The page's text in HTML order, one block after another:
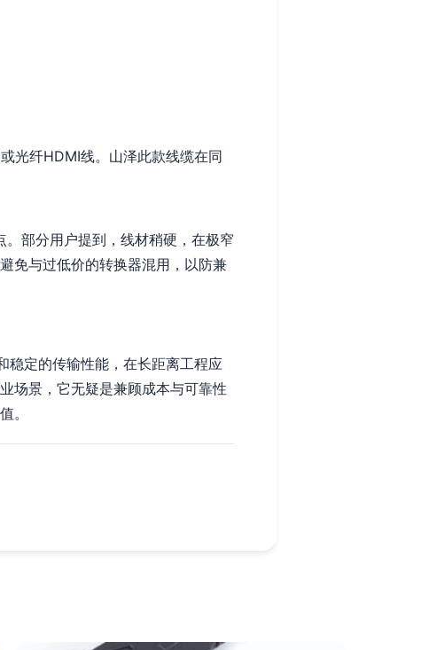
光纤HDMI线。山泽此款线缆在同
。部分用户提到，线材稍硬，在极窄
免与过低价的转换器混用，以防兼
稳定的传输性能，在长距离工程应
场景，它无疑是兼顾成本与可靠性
。